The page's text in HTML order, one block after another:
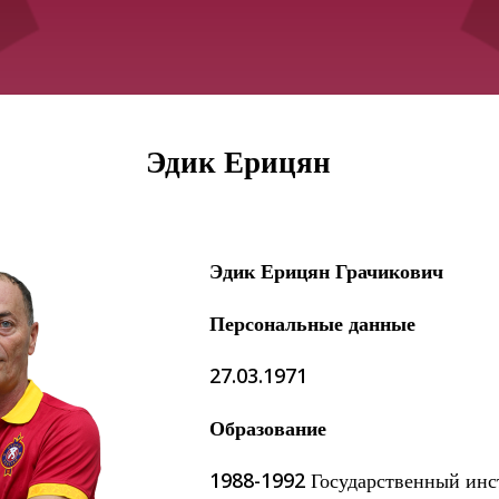
Структура
Пюник 2009
Пюник 2010
Пюник 2011-2
Пюник 2012-1
Приём в
детей
Эдик Ерицян
Эдик Ерицян Грачикович
Персональные данные
27.03.1971
Образование
1988-1992 Государственный